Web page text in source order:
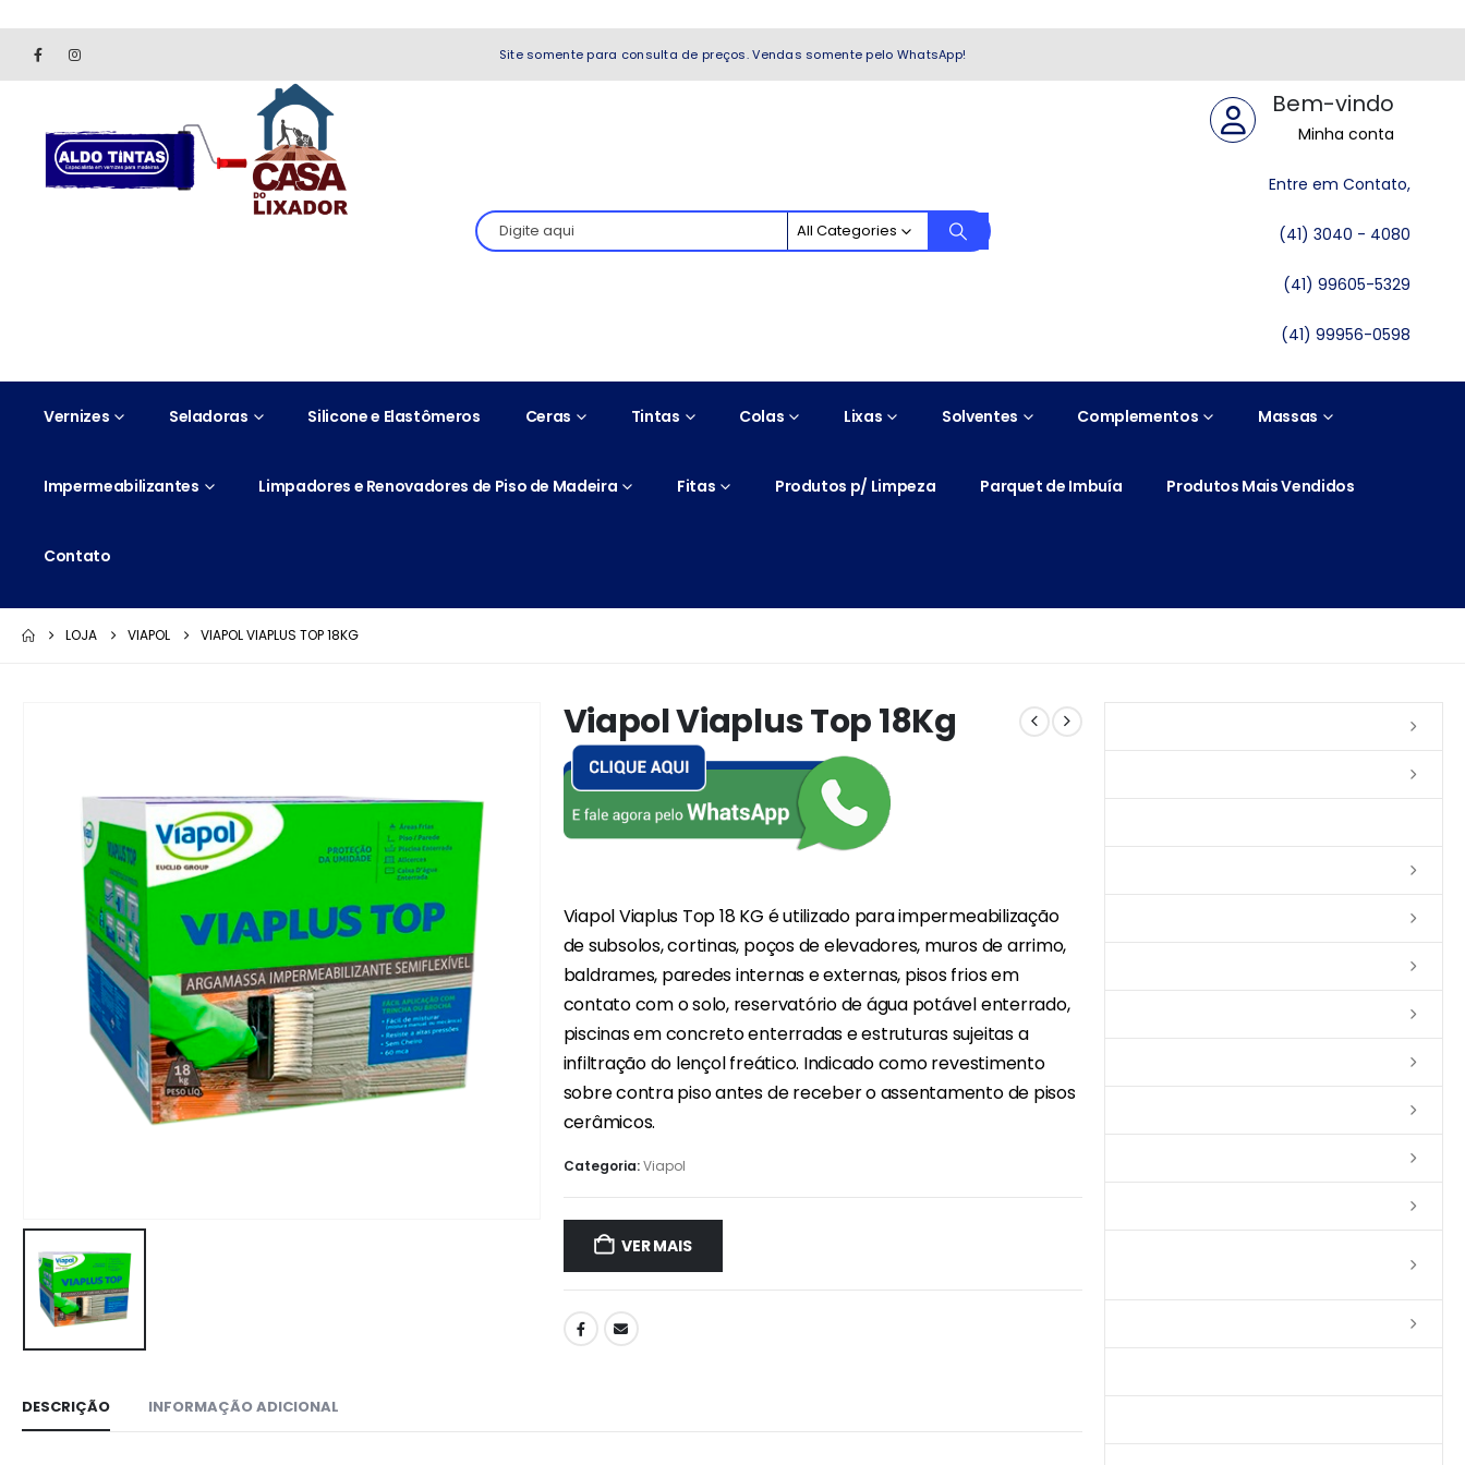
Site somente para consulta de preços. Vendas somente pelo WhatsApp!
All Categories
Bem-vindo
Minha conta
Entre em Contato,
(41) 3040 - 4080
(41) 99605-5329
(41) 99956-0598
Vernizes Seladoras Silicone e Elastômeros Ceras Tintas Colas Lixas Solventes Complementos Massas
Impermeabilizantes Limpadores e Renovadores de Piso de Madeira Fitas Produtos p/ Limpeza Parquet de Imbuía Produtos Mais Vendidos
Contato
LOJA VIAPOL VIAPOL VIAPLUS TOP 18KG
Viapol Viaplus Top 18Kg
Viapol Viaplus Top 18 KG é utilizado para impermeabilização
de subsolos, cortinas, poços de elevadores, muros de arrimo,
baldrames, paredes internas e externas, pisos frios em
contato com o solo, reservatório de água potável enterrado,
piscinas em concreto enterradas e estruturas sujeitas a
infiltração do lençol freático. Indicado como revestimento
sobre contra piso antes de receber o assentamento de pisos
cerâmicos.
Categoria:Viapol
VER MAIS
DESCRIÇÃO INFORMAÇÃO ADICIONAL